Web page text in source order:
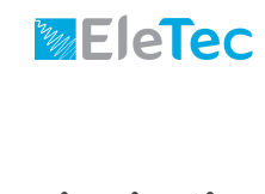
Salta